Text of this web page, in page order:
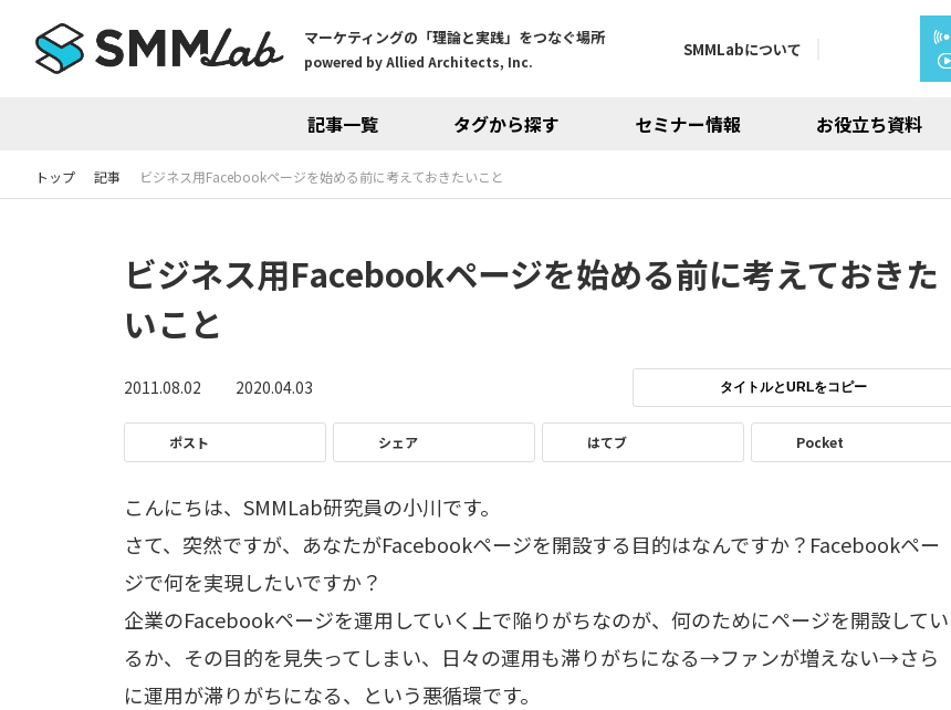
マーケティングの「理論と実践」をつなぐ場所
powered by Allied Architects, Inc.
記事一覧 タグから探す セミナー情報 お役立ち資料
SMMLabについて
トップ 記事 ビジネス用Facebookページを始める前に考えておきたいこと
ビジネス用Facebookページを始める前に考えておきた
いこと
2011.08.02 2020.04.03 タイトルとURLをコピー
ポスト シェア はてブ Pocket
こんにちは、SMMLab研究員の小川です。
さて、突然ですが、あなたがFacebookページを開設する目的はなんですか？Facebookペー
ジで何を実現したいですか？
企業のFacebookページを運用していく上で陥りがちなのが、何のためにページを開設してい
るか、その目的を見失ってしまい、日々の運用も滞りがちになる→ファンが増えない→さら
に運用が滞りがちになる、という悪循環です。